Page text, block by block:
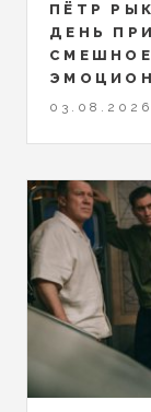
ПЁТР
ДЕНЬ
03.08.2026